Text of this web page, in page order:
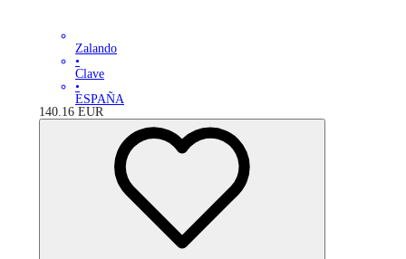
Zalando
•
Clave
•
ESPAÑA
140.16 EUR